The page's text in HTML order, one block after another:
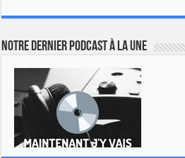
Notre dernier podcast à la une